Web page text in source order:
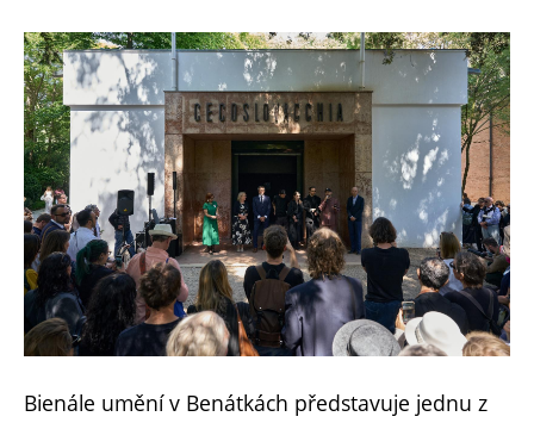
Bienále umění v Benátkách představuje jednu z